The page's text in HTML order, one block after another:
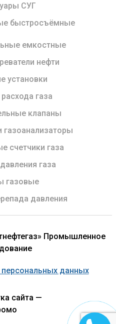
СУГ
быстросъёмные
емкостные
нефти
установки
газа
клапаны
газоанализаторы
счетчики газа
газа
газовые
давления
Промышленное
данных
сайта —